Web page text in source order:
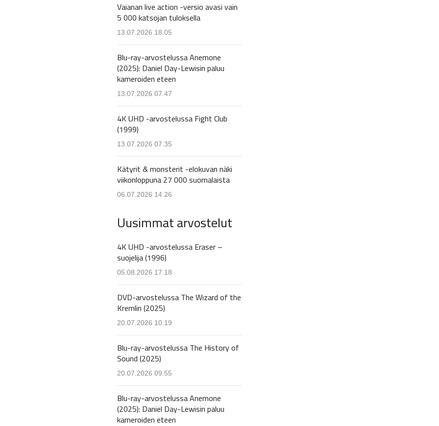
Vaianan live action -versio avasi vain
5 000 katsojan tuloksella
13.07.2026 18.05
Blu-ray-arvostelussa Anemone
(2025): Daniel Day-Lewisin paluu
kameroiden eteen
13.07.2026 07.47
4K UHD -arvostelussa Fight Club
(1999)
13.07.2026 07.35
Kätyrit & monsterit -elokuvan näki
viikonloppuna 27 000 suomalaista
06.07.2026 14.26
Uusimmat arvostelut
4K UHD -arvostelussa Eraser –
suojelija (1996)
05.08.2026 17.18
DVD-arvostelussa The Wizard of the
Kremlin (2025)
20.07.2026 10.19
Blu-ray-arvostelussa The History of
Sound (2025)
20.07.2026 09.55
Blu-ray-arvostelussa Anemone
(2025): Daniel Day-Lewisin paluu
kameroiden eteen